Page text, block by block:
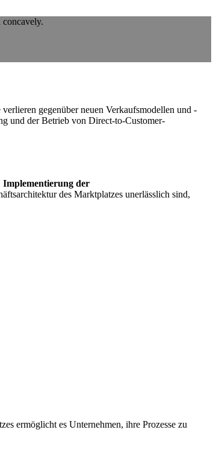
gegenüber neuen Verkaufsmodellen und -
und der Betrieb von Direct-to-Customer-
Implementierung der
des Marktplatzes unerlässlich sind,
ermöglicht es Unternehmen, ihre Prozesse zu